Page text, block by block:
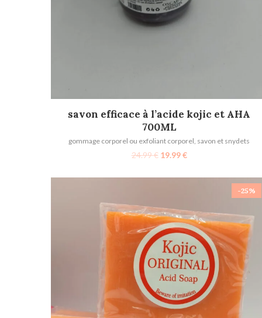
AJOUTER AU PANIER
savon efficace à l’acide kojic et AHA
700ML
gommage corporel ou exfoliant corporel savon et snydets
24.99€ 19.99€
-25%